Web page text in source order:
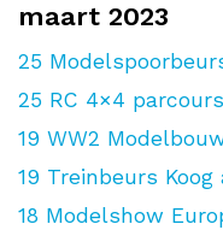
maart 2023
25
25 RC 4×4
19 WW2
19 Treinbeurs
18 Modelshow